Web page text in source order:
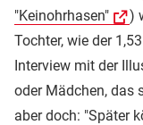
"Keinohrhasen"
)
Tochter, wie der
Interview mit der
oder Mädchen, das
aber doch: "Später